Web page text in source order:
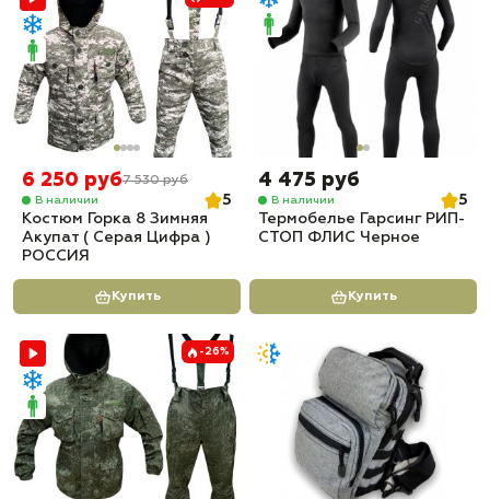
6 250 руб7 530 руб
В наличии
5
Костюм Горка 8 Зимняя
Акупат ( Серая Цифра )
РОССИЯ
Купить
4 475 руб
В наличии
5
Термобелье Гарсинг РИП-
СТОП ФЛИС Черное
Купить
-26%